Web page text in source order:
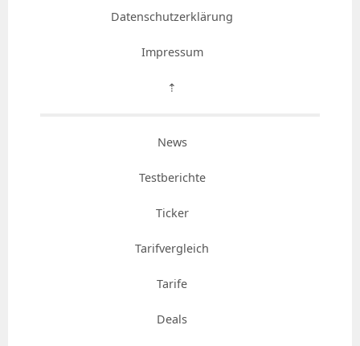
Datenschutzerklärung
Impressum
⇡
News
Testberichte
Ticker
Tarifvergleich
Tarife
Deals